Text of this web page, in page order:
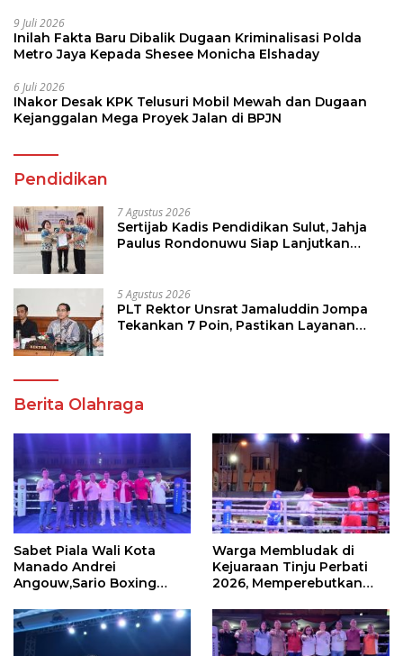
9 Juli 2026
Inilah Fakta Baru Dibalik Dugaan Kriminalisasi Polda
Metro Jaya Kepada Shesee Monicha Elshaday
6 Juli 2026
INakor Desak KPK Telusuri Mobil Mewah dan Dugaan
Kejanggalan Mega Proyek Jalan di BPJN
Pendidikan
7 Agustus 2026
Sertijab Kadis Pendidikan Sulut, Jahja
Paulus Rondonuwu Siap Lanjutkan
5 Agustus 2026
PLT Rektor Unsrat Jamaluddin Jompa
Tekankan 7 Poin, Pastikan Layanan
Berita Olahraga
Sabet Piala Wali Kota
Manado Andrei
Angouw,Sario Boxing
Perbati 2026
Warga Membludak di
Kejuaraan Tinju Perbati
2026, Memperebutkan